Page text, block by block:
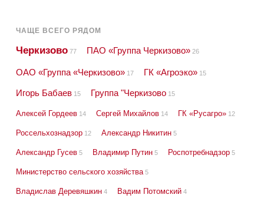
ЧАЩЕ ВСЕГО РЯДОМ
Черкизово 77 ПАО «Группа Черкизово» 26
ОАО «Группа «Черкизово» 17 ГК «Агроэко» 15
Игорь Бабаев 15 Группа "Черкизово 15
Алексей Гордеев 14 Сергей Михайлов 14 ГК «Русагро» 12
Россельхознадзор 12 Александр Никитин 5
Александр Гусев 5 Владимир Путин 5 Роспотребнадзор 5
Министерство сельского хозяйства 5
Владислав Деревяшкин 4 Вадим Потомский 4